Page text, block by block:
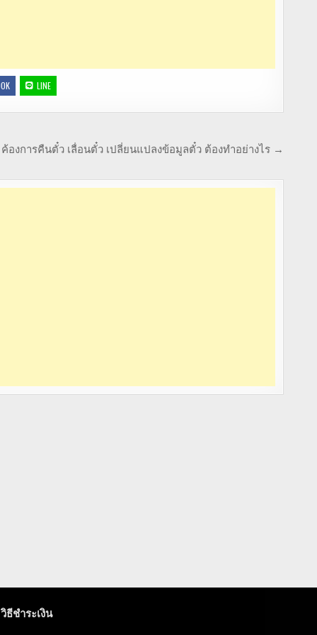
LINE
ค้องการคืนตั๋ว เลื่อนตั๋ว เปลี่ยนแปลงข้อมูลตั๋ว ต้องทำอย่างไร →
วิธีชำระเงิน